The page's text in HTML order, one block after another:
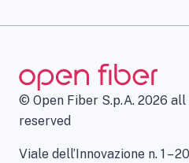
© Open Fiber S.p.A. 2026
reserved
Viale dell’Innovazione n. 1 –